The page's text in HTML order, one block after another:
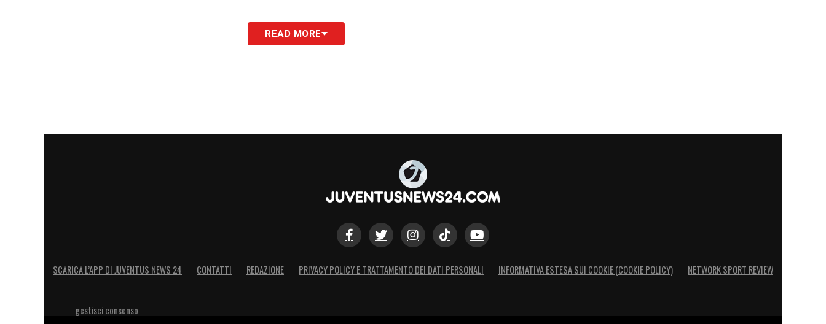
READ MORE
SCARICA L’APP DI JUVENTUS NEWS 24 CONTATTI REDAZIONE PRIVACY POLICY E TRATTAMENTO DEI DATI PERSONALI INFORMATIVA ESTESA SUI COOKIE (COOKIE POLICY) NETWORK SPORT REVIEW
gestisci consenso